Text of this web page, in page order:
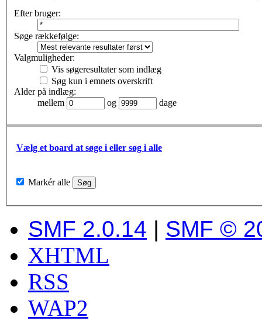
Efter bruger:
Søge rækkefølge:
Valgmuligheder:
Vis søgeresultater som indlæg
Søg kun i emnets overskrift
Alder på indlæg:
mellem
og dage
Vælg et board at søge i eller søg i alle
Markér alle
SMF 2.0.14 | SMF ©
XHTML
RSS
WAP2